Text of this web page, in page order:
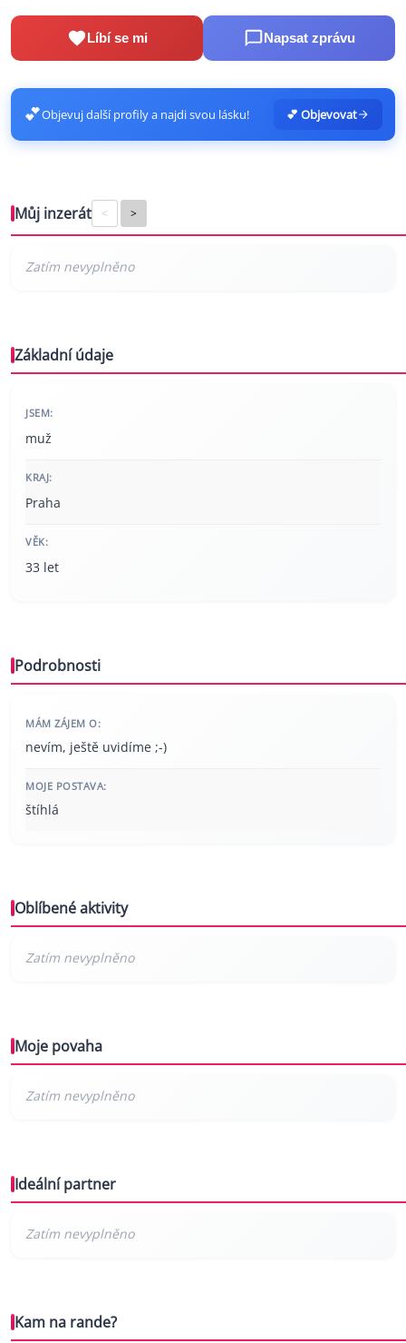
Líbí se mi Napsat zprávu
💕Objevuj další profily a najdi svou lásku! 💕 Objevovat
Můj inzerát < >
Základní údaje
JSEM:
muž
KRAJ:
Praha
VĚK:
33 let
Podrobnosti
MÁM ZÁJEM O:
nevím, ještě uvidíme ;-)
MOJE POSTAVA:
štíhlá
Oblíbené aktivity
Moje povaha
Ideální partner
Kam na rande?